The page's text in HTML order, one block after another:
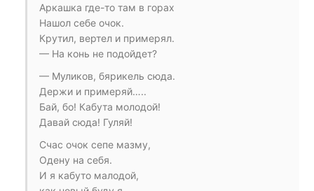
Аркашка где-то там в горах
Нашол себе очок.
Крутил, вертел и примерял.
— На конь не подойдет?
— Муликов, бярикель сюда.
Держи и примеряй…..
Бай, бо! Кабута молодой!
Давай сюда! Гуляй!
Счас очок сепе мазму,
Одену на себя.
И я кабуто малодой,